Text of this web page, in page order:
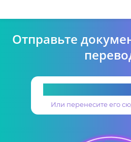
Отправьте
Или перенесите его